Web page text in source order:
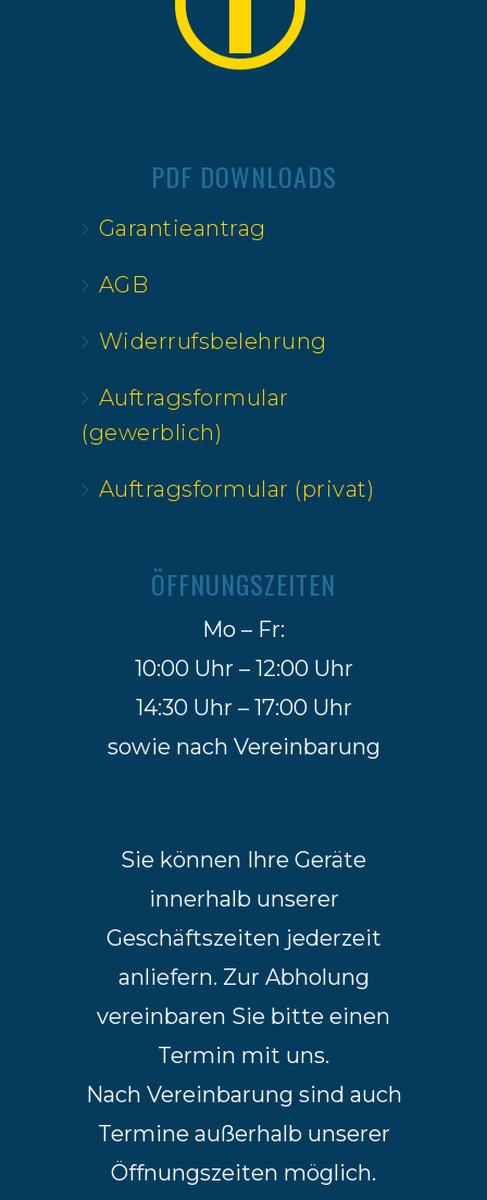
PDF DOWNLOADS
Garantieantrag
AGB
Widerrufsbelehrung
Auftragsformular
(gewerblich)
Auftragsformular (privat)
ÖFFNUNGSZEITEN
Mo – Fr:
10:00 Uhr – 12:00 Uhr
14:30 Uhr – 17:00 Uhr
sowie nach Vereinbarung
Sie können Ihre Geräte
innerhalb unserer
Geschäftszeiten jederzeit
anliefern. Zur Abholung
vereinbaren Sie bitte einen
Termin mit uns.
Nach Vereinbarung sind auch
Termine außerhalb unserer
Öffnungszeiten möglich.